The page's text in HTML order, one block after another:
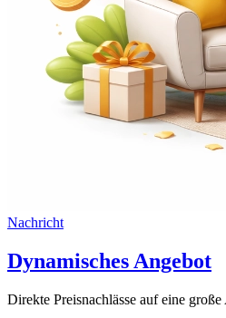
Nachricht
Dynamisches Angebot
Direkte Preisnachlässe auf eine